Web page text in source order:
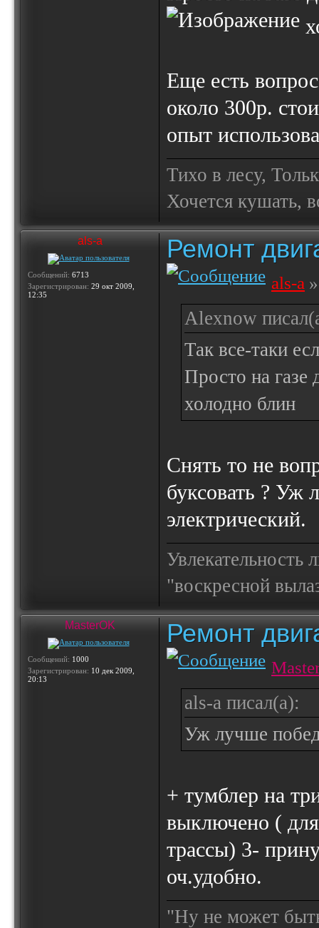
Еще есть
около 300р.
опыт
Тихо в лесу,
Хочется кушать,
als-a
Сообщений: 6713
Зарегистрирован: 29 окт 2009,
12:35
Ремонт
als-a
Alexnow
Так все-таки
Просто на газе
холодно блин
Снять то не
буксовать ? Уж
электрический.
Увлекательность
"воскресной
MasterOK
Сообщений: 1000
Зарегистрирован: 10 дек 2009,
20:13
Ремонт
als-a писал(а):
Уж лучше
+ тумблер на
выключено (
трассы) 3-
оч.удобно.
"Ну не может